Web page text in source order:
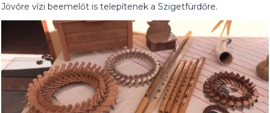
Jövőre vízi beemelőt is telepítenek a Szigetfürdőre.